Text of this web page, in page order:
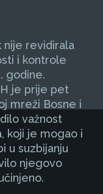
nije revidirala
i kontrole
godine.
je prije pet
mreži Bosne i
važnost
koji je mogao i
u suzbijanju
njegovo